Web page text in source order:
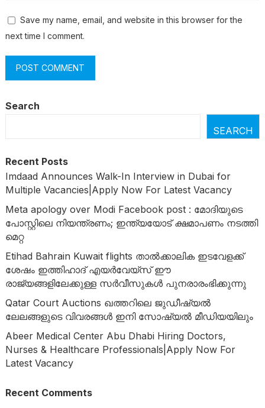
Save my name, email, and website in this browser for the
next time I comment.
Search
SEARCH
Recent Posts
Imdaad Announces Walk-In Interview in Dubai for
Multiple Vacancies|Apply Now For Latest Vacancy
Meta apology over Modi Facebook post : മോദിയുടെ
പോസ്റ്റിലെ നിയന്ത്രണം; ഇന്ത്യയോട് ക്ഷമാപണം നടത്തി
മെറ്റ
Etihad Bahrain Kuwait flights താൽക്കാലിക ഇടവേളക്ക്
ശേഷം ഇത്തിഹാദ് എയർവേയ്‌സ് ഈ
രാജ്യങ്ങളിലേക്കുള്ള സർവീസുകൾ പുനരാരംഭിക്കുന്നു
Qatar Court Auctions ഖത്തറിലെ ജുഡീഷ്യൽ
ലേലങ്ങളുടെ വിവരങ്ങൾ ഇനി സോഷ്യൽ മീഡിയയിലും
Abeer Medical Center Abu Dhabi Hiring Doctors,
Nurses & Healthcare Professionals|Apply Now For
Latest Vacancy
Recent Comments